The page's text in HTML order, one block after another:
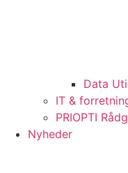
Data
IT &
PRIOPTI
Nyheder